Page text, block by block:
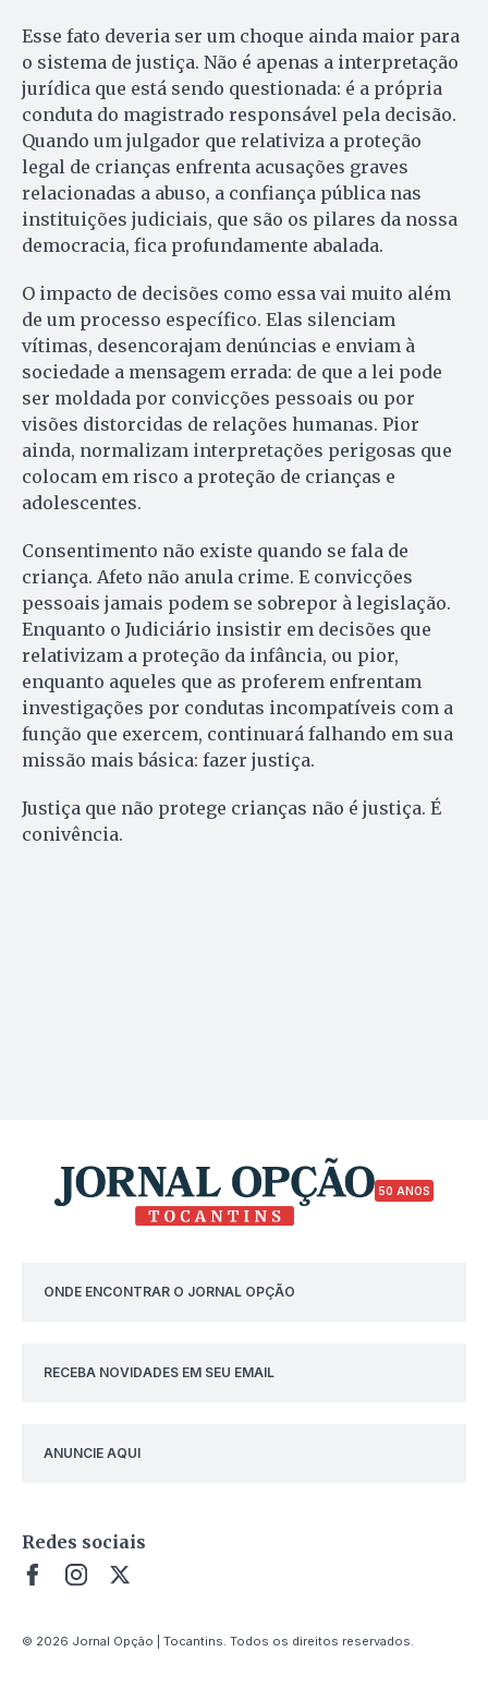
Esse fato deveria ser um choque ainda maior para
o sistema de justiça. Não é apenas a interpretação
jurídica que está sendo questionada: é a própria
conduta do magistrado responsável pela decisão.
Quando um julgador que relativiza a proteção
legal de crianças enfrenta acusações graves
relacionadas a abuso, a confiança pública nas
instituições judiciais, que são os pilares da nossa
democracia, fica profundamente abalada.
O impacto de decisões como essa vai muito além
de um processo específico. Elas silenciam
vítimas, desencorajam denúncias e enviam à
sociedade a mensagem errada: de que a lei pode
ser moldada por convicções pessoais ou por
visões distorcidas de relações humanas. Pior
ainda, normalizam interpretações perigosas que
colocam em risco a proteção de crianças e
adolescentes.
Consentimento não existe quando se fala de
criança. Afeto não anula crime. E convicções
pessoais jamais podem se sobrepor à legislação.
Enquanto o Judiciário insistir em decisões que
relativizam a proteção da infância, ou pior,
enquanto aqueles que as proferem enfrentam
investigações por condutas incompatíveis com a
função que exercem, continuará falhando em sua
missão mais básica: fazer justiça.
Justiça que não protege crianças não é justiça. É
conivência.
50 ANOS
ONDE ENCONTRAR O JORNAL OPÇÃO
RECEBA NOVIDADES EM SEU EMAIL
ANUNCIE AQUI
Redes sociais
© 2026 Jornal Opção | Tocantins. Todos os direitos reservados.